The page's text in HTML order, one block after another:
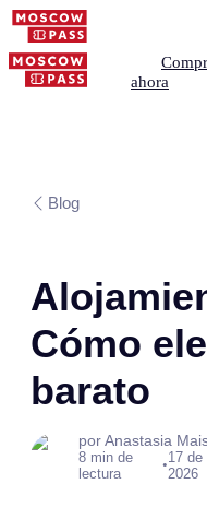
ahora
Blog
Cómo
barato
por Anastasia
8 min de
lectura
•17 de
2026